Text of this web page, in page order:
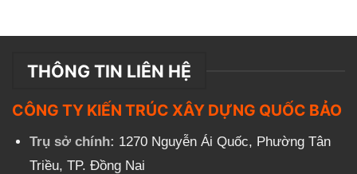
THÔNG TIN LIÊN HỆ
CÔNG TY KIẾN TRÚC XÂY DỰNG QUỐC BẢO
Trụ sở chính: 1270 Nguyễn Ái Quốc, Phường Tân
Triều, TP. Đồng Nai